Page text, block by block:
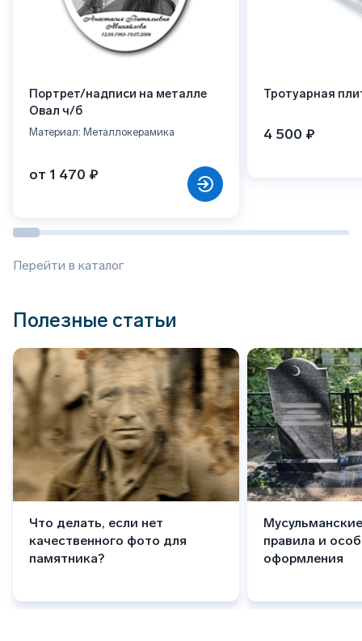
Портрет/надписи на металле
Овал ч/б
Материал: Металлокерамика
от 1 470 ₽
Тротуарная
4 500 ₽
Перейти в каталог
Полезные статьи
Что делать, если нет
качественного фото для
памятника?
правила и
оформления